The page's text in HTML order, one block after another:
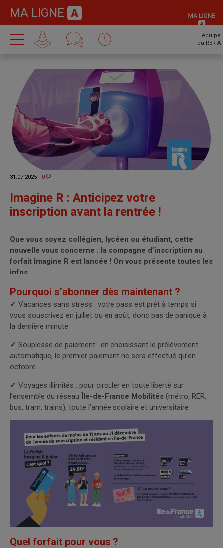
MA LIGNE
L'équipe
du RER A
31.07.2025 0
Imagine R : Anticipez votre
inscription avant la rentrée !
Que vous soyez collégien, lycéen ou étudiant, cette
nouvelle vous concerne : la compagne d’inscription au
forfait Imagine R est lancée ! On vous présente toutes les
infos
Pourquoi s’abonner dès maintenant ?
✓ Vacances sans stress : votre pass est prêt à temps si
vous souscrivez en juillet ou en août, donc pas de panique à
la dernière minute
✓ Souplesse de paiement : en choisissant le prélèvement
automatique, le premier paiement ne sera effectué qu’en
octobre
✓ Voyages illimités : pour circuler en toute liberté sur
l’ensemble du réseau Île-de-France Mobilités (métro, RER,
bus, tram, trains), toute l’année scolaire et universitaire
Quel forfait pour vous ?